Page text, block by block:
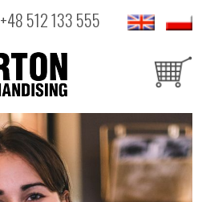
+48 512 133 555